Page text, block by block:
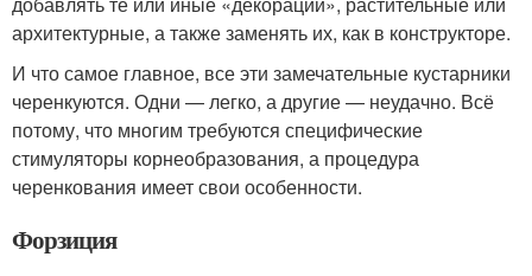
архитектурные, а также заменять их, как в конструкторе.
И что самое главное, все эти замечательные кустарники
черенкуются. Одни — легко, а другие — неудачно. Всё
потому, что многим требуются специфические
стимуляторы корнеобразования, а процедура
черенкования имеет свои особенности.
Форзиция